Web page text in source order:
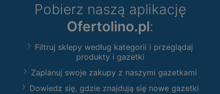
Pobierz naszą aplikację
Ofertolino.pl:
Filtruj sklepy według kategorii i przeglądaj
produkty i gazetki
Zaplanuj swoje zakupy z naszymi gazetkami
Dowiedz się, gdzie znajdują się nowe gazetki